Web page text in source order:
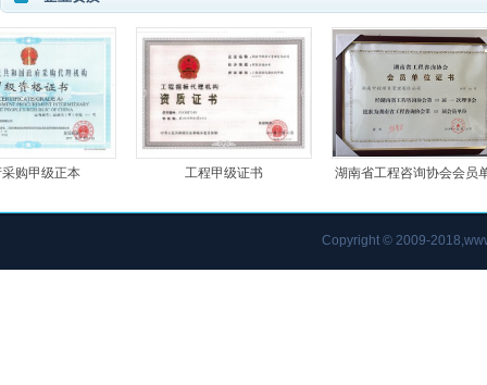
采购甲级正本 工程甲级证书 湖南省工程咨询协会会
Copyright © 2009-